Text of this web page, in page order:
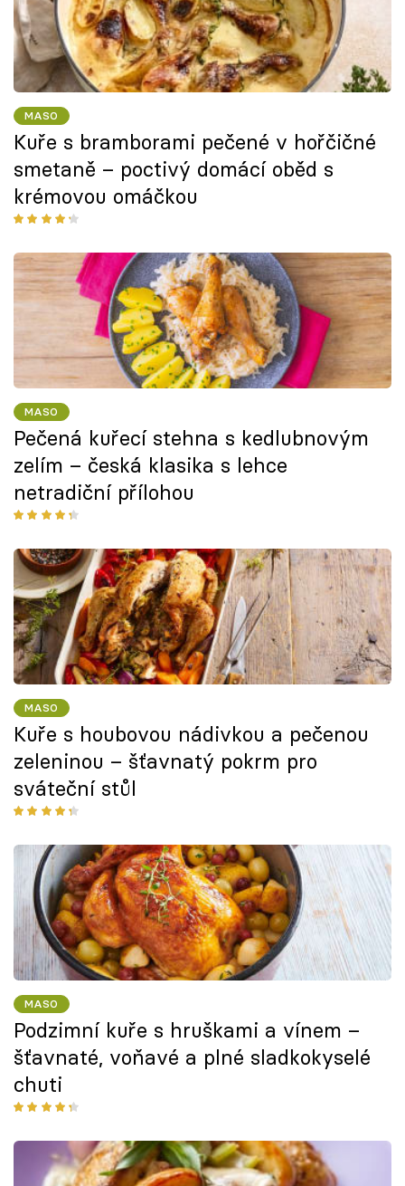
MASO
Kuře s bramborami pečené v hořčičné
smetaně – poctivý domácí oběd s
krémovou omáčkou
MASO
Pečená kuřecí stehna s kedlubnovým
zelím – česká klasika s lehce
netradiční přílohou
MASO
Kuře s houbovou nádivkou a pečenou
zeleninou – šťavnatý pokrm pro
sváteční stůl
MASO
Podzimní kuře s hruškami a vínem –
šťavnaté, voňavé a plné sladkokyselé
chuti